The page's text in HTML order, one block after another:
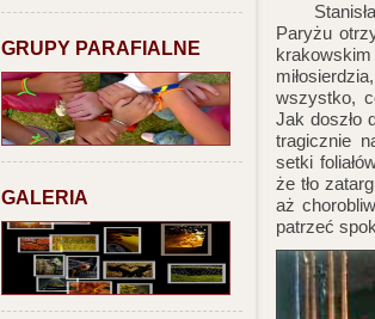
GRUPY PARAFIALNE
GALERIA
Paryżu
wszystko,
Jak doszło
tragicznie
setki
że tło
aż
patrzeć